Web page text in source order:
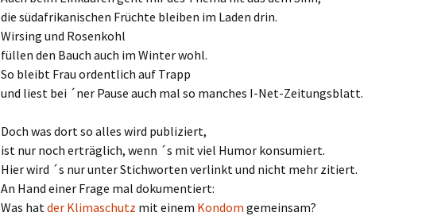
die südafrikanischen Früchte bleiben im Laden drin.
Wirsing und Rosenkohl
füllen den Bauch auch im Winter wohl.
So bleibt Frau ordentlich auf Trapp
und liest bei ´ner Pause auch mal so manches I-Net-Zeitungsblatt.
Doch was dort so alles wird publiziert,
ist nur noch erträglich, wenn ´s mit viel Humor konsumiert.
Hier wird ´s nur unter Stichworten verlinkt und nicht mehr zitiert.
An Hand einer Frage mal dokumentiert:
Was hatder Klimaschutz mit einem Kondom gemeinsam?